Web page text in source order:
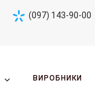
(097) 143-90-00
ВИРОБНИКИ